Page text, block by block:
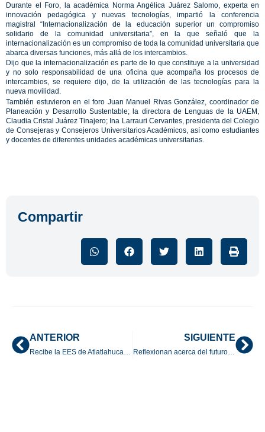
Durante el Foro, la académica Norma Angélica Juárez Salomo, experta en
innovación pedagógica y nuevas tecnologías, impartió la conferencia
magistral “Internacionalización de la educación superior un compromiso
solidario de la comunidad universitaria”, en la que señaló que la
internacionalización es un compromiso de toda la comunidad universitaria que
abarca diversas funciones, más allá de los intercambios.
Dijo que la internacionalización es parte de lo que constituye a la universidad
y no solo responsabilidad de una oficina que acompaña los procesos de
intercambios, se requiere dijo, de la utilización de las tecnologías para la
nueva movilidad.
También estuvieron en el foro Juan Manuel Rivas González, coordinador de
Planeación y Desarrollo Sustentable; la directora de Lenguas de la UAEM,
Claudia Cristal Juárez Tinajero; Ina Larrauri Cervantes, presidenta del Colegio
de Consejeras y Consejeros Universitarios Académicos, así como estudiantes
y docentes de diferentes unidades académicas universitarias.
Compartir
ANTERIOR SIGUIENTE
Reflexionan acerca del futuro de las revistas científicas en la UAEM